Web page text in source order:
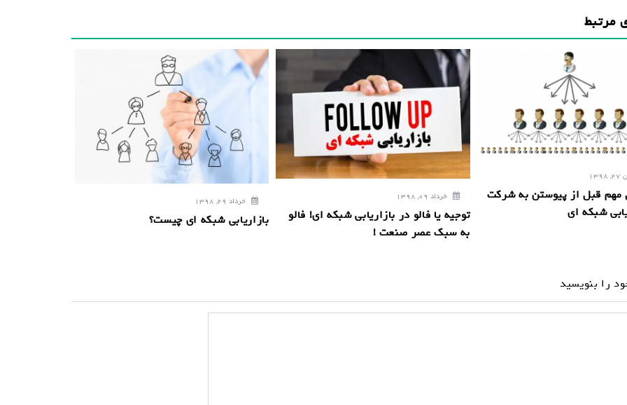
مرتبط
خرداد 29, 1398
بازاریابی شبکه ای چیست؟
خرداد 09, 1398
توجیه یا فالو در بازاریابی شبکه ای! فالو
به سبک عصر صنعت !
مهم قبل از پیوستن به شرکت
شبکه ای
را بنویسید